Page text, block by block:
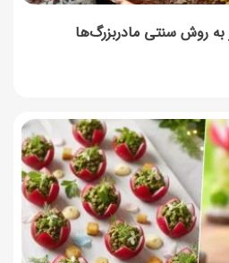
به روش سنتی مادربزرگ‌ها
ملبا (پیچ ملبا)؛ دسر کلاسیک هلو و بستنی
بحرینی؛ دسر سنتی خاورمیانه‌ای